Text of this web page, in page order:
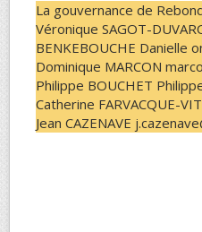
La gouvernance de
Véronique SAGOT-
BENKEBOUCHE Danielle
Dominique MARCON
Philippe BOUCHET
Catherine FARVACQUE-
Jean CAZENAVE